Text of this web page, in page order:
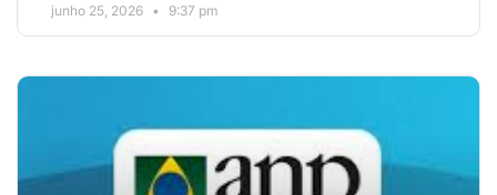
junho 25, 2026 9:37 pm